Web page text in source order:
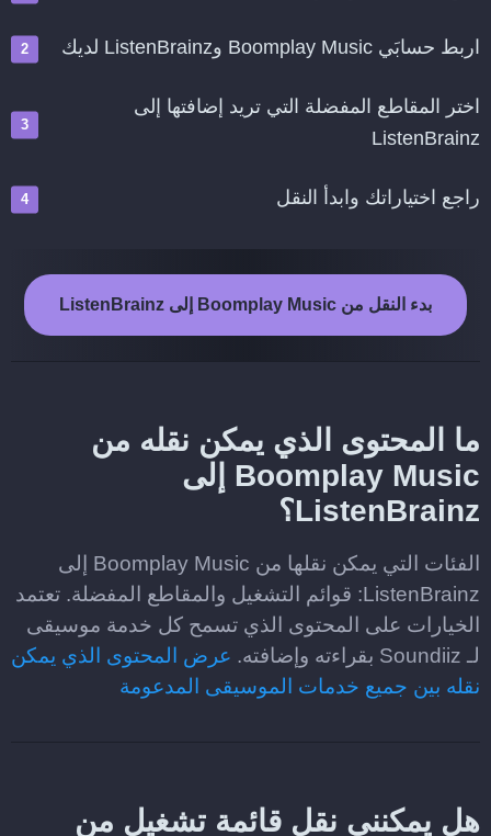
اربط حسابَي Boomplay Music وListenBrainz لديك
اختر المقاطع المفضلة التي تريد إضافتها إلى
ListenBrainz
راجع اختياراتك وابدأ النقل
بدء النقل من Boomplay Music إلى ListenBrainz
ما المحتوى الذي يمكن نقله من
Boomplay Music إلى
ListenBrainz؟
الفئات التي يمكن نقلها من Boomplay Music إلى
ListenBrainz: قوائم التشغيل والمقاطع المفضلة. تعتمد
الخيارات على المحتوى الذي تسمح كل خدمة موسيقى
لـ Soundiiz بقراءته وإضافته.
عرض المحتوى الذي يمكن
نقله بين جميع خدمات الموسيقى المدعومة
هل يمكنني نقل قائمة تشغيل من